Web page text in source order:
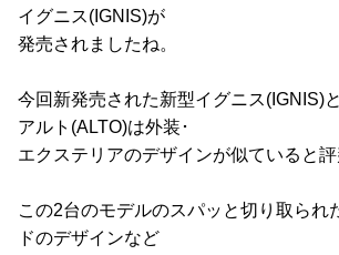
イグニス(IGNIS)が
発売されましたね。
今回新発売された新型イグニス(IGNIS)
アルト(ALTO)は外装･
エクステリアのデザインが似ていると評
この2台のモデルのスパッと切り取られ
ドのデザインなど